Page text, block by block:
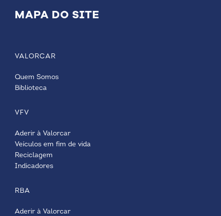
MAPA DO SITE
VALORCAR
Quem Somos
Biblioteca
VFV
Aderir à Valorcar
Veículos em fim de vida
Reciclagem
Indicadores
RBA
Aderir à Valorcar